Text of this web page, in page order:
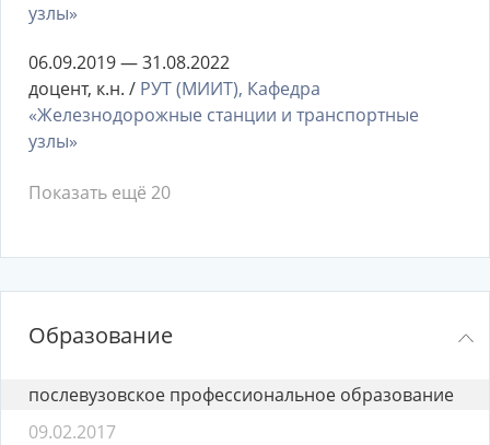
узлы»
06.09.2019 — 31.08.2022
доцент, к.н. / РУТ (МИИТ), Кафедра
«Железнодорожные станции и транспортные
узлы»
Показать ещё 20
Образование
послевузовское профессиональное образование
09.02.2017